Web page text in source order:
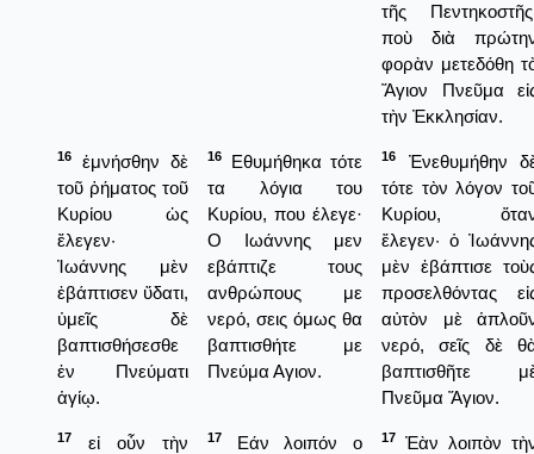
τῆς
ποὺ διὰ
φορὰν μετεδόθη
Ἅγιον Πνεῦμα
τὴν Ἐκκλησίαν.
16
ἐμνήσθην δὲ
τοῦ ῥήματος τοῦ
Κυρίου ὡς
ἔλεγεν·
Ἰωάννης μὲν
ἐβάπτισεν ὕδατι,
ὑμεῖς δὲ
βαπτισθήσεσθε
ἐν Πνεύματι
ἁγίῳ.
16
Εθυμήθηκα τότε
τα λόγια του
Κυρίου, που έλεγε·
Ο Ιωάννης μεν
εβάπτιζε τους
ανθρώπους με
νερό, σεις όμως θα
βαπτισθήτε με
Πνεύμα Αγιον.
16
Ἐνεθυμήθην
τότε τὸν λόγον
Κυρίου,
ἔλεγεν· ὁ
μὲν ἐβάπτισε
προσελθόντας
αὐτὸν μὲ
νερό, σεῖς δὲ
βαπτισθῆτε
Πνεῦμα Ἅγιον.
17 εἰ οὖν τὴν 17 Εάν λοιπόν ο 17 Ἐὰν λοιπὸν